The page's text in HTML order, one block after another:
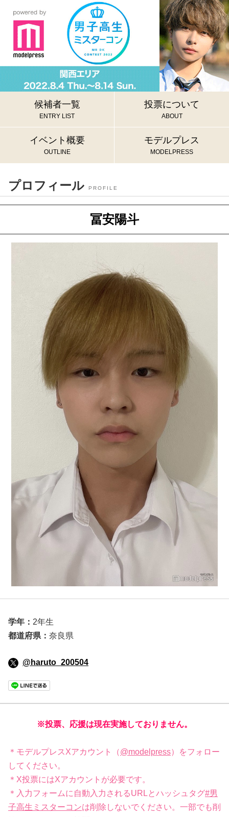
候補者一覧
ENTRY LIST
投票について
ABOUT
イベント概要
OUTLINE
モデルプレス
MODELPRESS
プロフィール PROFILE
冨安陽斗
学年： 2年生
都道府県： 奈良県
@haruto_200504
※投票、応援は現在実施しておりません。
＊モデルプレスXアカウント（@modelpress）をフォロー
してください。
＊X投票にはXアカウントが必要です。
＊入力フォームに自動入力されるURLとハッシュタグ#男
子高生ミスターコンは削除しないでください。一部でも削